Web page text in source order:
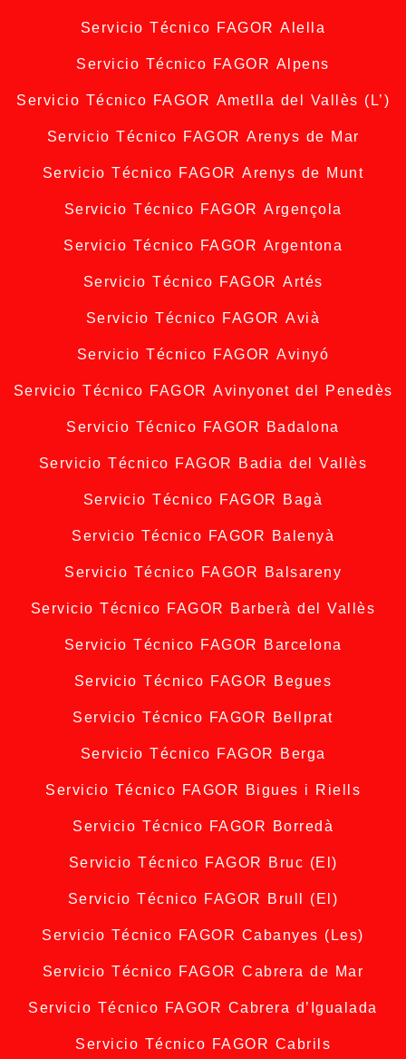
Servicio Técnico FAGOR Alella
Servicio Técnico FAGOR Alpens
Servicio Técnico FAGOR Ametlla del Vallès (L’)
Servicio Técnico FAGOR Arenys de Mar
Servicio Técnico FAGOR Arenys de Munt
Servicio Técnico FAGOR Argençola
Servicio Técnico FAGOR Argentona
Servicio Técnico FAGOR Artés
Servicio Técnico FAGOR Avià
Servicio Técnico FAGOR Avinyó
Servicio Técnico FAGOR Avinyonet del Penedès
Servicio Técnico FAGOR Badalona
Servicio Técnico FAGOR Badia del Vallès
Servicio Técnico FAGOR Bagà
Servicio Técnico FAGOR Balenyà
Servicio Técnico FAGOR Balsareny
Servicio Técnico FAGOR Barberà del Vallès
Servicio Técnico FAGOR Barcelona
Servicio Técnico FAGOR Begues
Servicio Técnico FAGOR Bellprat
Servicio Técnico FAGOR Berga
Servicio Técnico FAGOR Bigues i Riells
Servicio Técnico FAGOR Borredà
Servicio Técnico FAGOR Bruc (El)
Servicio Técnico FAGOR Brull (El)
Servicio Técnico FAGOR Cabanyes (Les)
Servicio Técnico FAGOR Cabrera de Mar
Servicio Técnico FAGOR Cabrera d’Igualada
Servicio Técnico FAGOR Cabrils